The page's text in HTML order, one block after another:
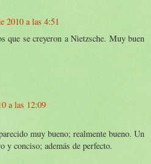
2010 a las 4:51
que se creyeron a Nietzsche. Muy buen
a las 12:09
muy bueno; realmente bueno. Un
y conciso; además de perfecto.